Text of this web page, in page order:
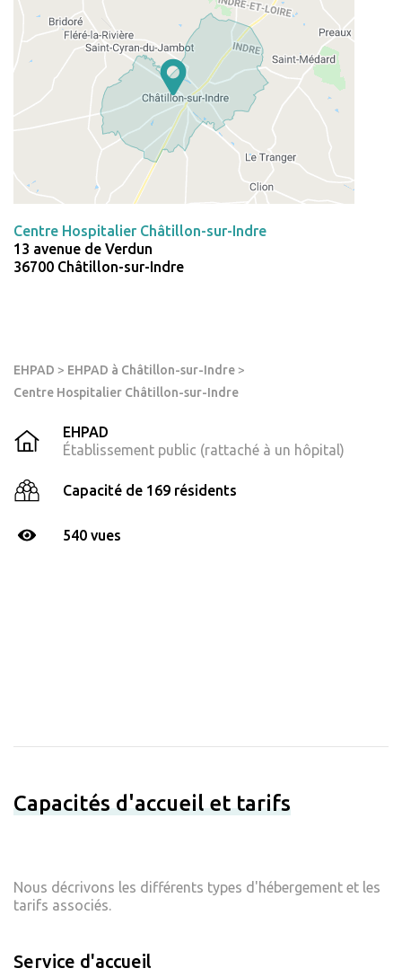
EHPAD > EHPAD à Châtillon-sur-Indre >
Centre Hospitalier Châtillon-sur-Indre
EHPAD
Établissement public (rattaché à un hôpital)
Capacité de 169 résidents
540 vues
Centre Hospitalier Châtillon-sur-Indre
13 avenue de Verdun
36700 Châtillon-sur-Indre
Capacités d'accueil et tarifs
Nous décrivons les différents types d'hébergement et les
tarifs associés.
Service d'accueil